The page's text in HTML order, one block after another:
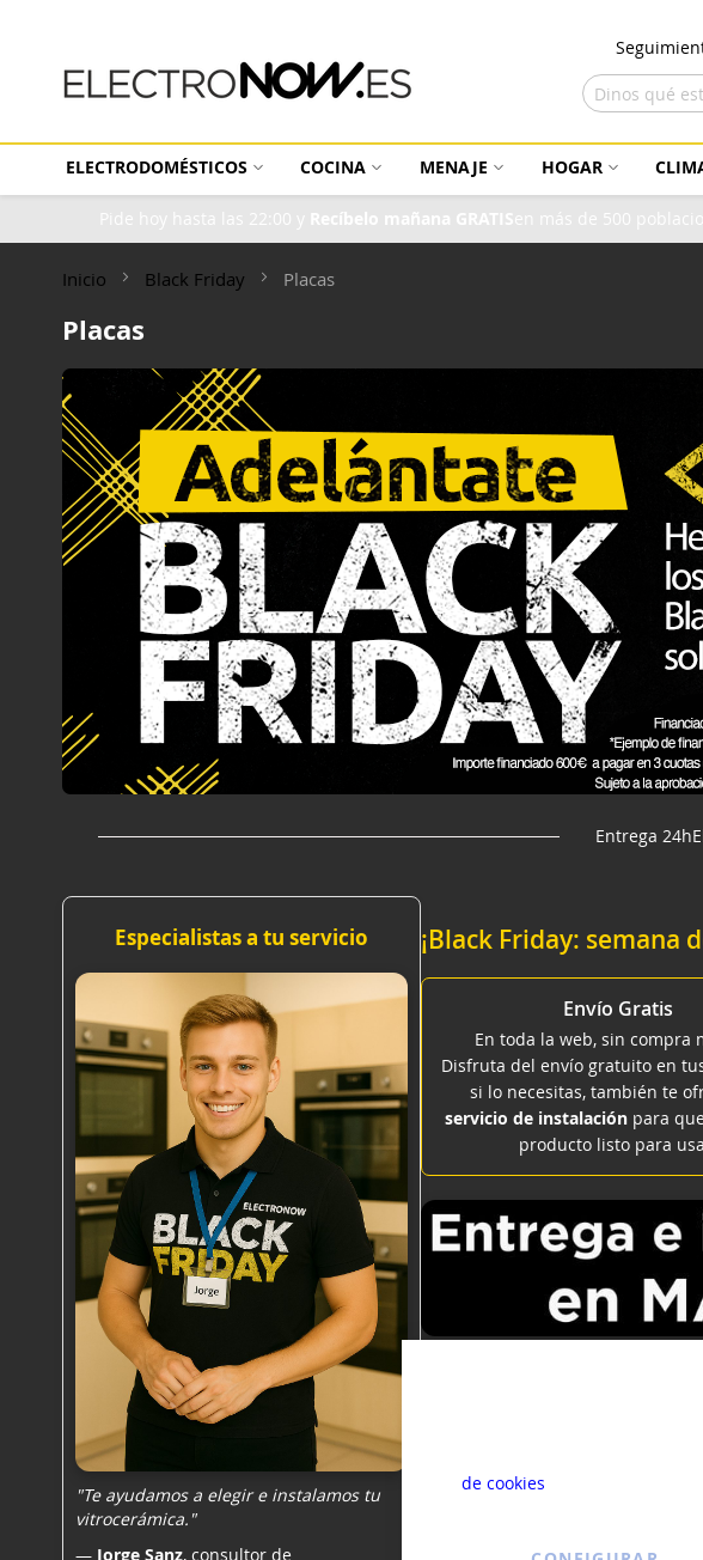
de cookies
ELECTRODOMÉSTICOS COCINA MENAJE HOGAR
Pide hoy hasta las 22:00 y Recíbelo mañana GRATISen más de 500
Inicio Black Friday Placas
Placas
Entrega 24h
Especialistas a tu servicio
"Te ayudamos a elegir e instalamos tu
vitrocerámica."
— Jorge Sanz, consultor de
¡Black Friday: semana
Envío Gratis
En toda la web, sin compra
Disfruta del envío gratuito en
si lo necesitas, también te
servicio de instalación para
producto listo para
GRATIS